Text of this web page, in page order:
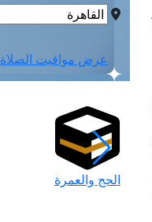
عرض مواقيت الصلاة
الحج والعمرة